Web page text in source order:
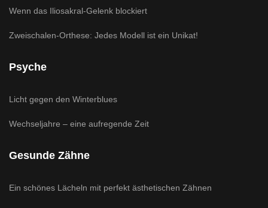
Wenn das Iliosakral-Gelenk blockiert
Zweischalen-Orthese: Jedes Modell ist ein Unikat!
Psyche
Licht gegen den Winterblues
Wechseljahre – eine aufregende Zeit
Gesunde Zähne
Ein schönes Lächeln mit perfekt ästhetischen Zähnen